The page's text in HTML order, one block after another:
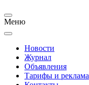
Меню
Новости
Журнал
Объявления
Тарифы и реклама